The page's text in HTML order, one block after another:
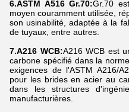
6.ASTM A516 Gr.70:Gr.70
moyen couramment utilisée,
son usinabilité, adaptée à la
de tuyaux, entre autres.
7.A216 WCB:A216 WCB est
carbone spécifié dans la
exigences de l'ASTM A216/
pour les brides en acier au
dans les structures
manufacturières.